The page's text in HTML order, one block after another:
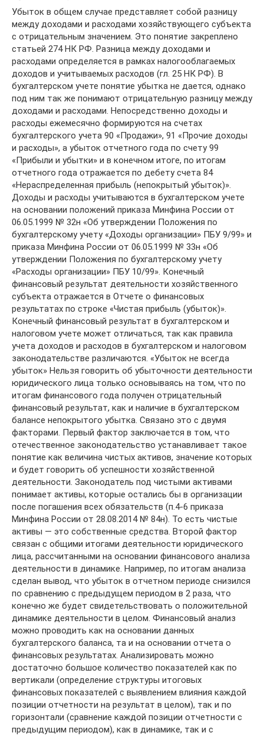
Убыток в общем случае представляет собой разницу
между доходами и расходами хозяйствующего субъекта
с отрицательным значением. Это понятие закреплено
статьей 274 НК РФ. Разница между доходами и
расходами определяется в рамках налогооблагаемых
доходов и учитываемых расходов (гл. 25 НК РФ). В
бухгалтерском учете понятие убытка не дается, однако
под ним так же понимают отрицательную разницу между
доходами и расходами. Непосредственно доходы и
расходы ежемесячно формируются на счетах
бухгалтерского учета 90 «Продажи», 91 «Прочие доходы
и расходы», а убыток отчетного года по счету 99
«Прибыли и убытки» и в конечном итоге, по итогам
отчетного года отражается по дебету счета 84
«Нераспределенная прибыль (непокрытый убыток)».
Доходы и расходы учитываются в бухгалтерском учете
на основании положений приказа Минфина России от
06.05.1999 № 32н «Об утверждении Положения по
бухгалтерскому учету «Доходы организации» ПБУ 9/99» и
приказа Минфина России от 06.05.1999 № 33н «Об
утверждении Положения по бухгалтерскому учету
«Расходы организации» ПБУ 10/99». Конечный
финансовый результат деятельности хозяйственного
субъекта отражается в Отчете о финансовых
результатах по строке «Чистая прибыль (убыток)».
Конечный финансовый результат в бухгалтерском и
налоговом учете может отличаться, так как правила
учета доходов и расходов в бухгалтерском и налоговом
законодательстве различаются. «Убыток не всегда
убыток» Нельзя говорить об убыточности деятельности
юридического лица только основываясь на том, что по
итогам финансового года получен отрицательный
финансовый результат, как и наличие в бухгалтерском
балансе непокрытого убытка. Связано это с двумя
факторами. Первый фактор заключается в том, что
отечественное законодательство устанавливает такое
понятие как величина чистых активов, значение которых
и будет говорить об успешности хозяйственной
деятельности. Законодатель под чистыми активами
понимает активы, которые остались бы в организации
после погашения всех обязательств (п.4-6 приказа
Минфина России от 28.08.2014 № 84н). То есть чистые
активы — это собственные средства. Второй фактор
связан с общими итогами деятельности юридического
лица, рассчитанными на основании финансового анализа
деятельности в динамике. Например, по итогам анализа
сделан вывод, что убыток в отчетном периоде снизился
по сравнению с предыдущем периодом в 2 раза, что
конечно же будет свидетельствовать о положительной
динамике деятельности в целом. Финансовый анализ
можно проводить как на основании данных
бухгалтерского баланса, та и на основании отчета о
финансовых результатах. Анализировать можно
достаточно большое количество показателей как по
вертикали (определение структуры итоговых
финансовых показателей с выявлением влияния каждой
позиции отчетности на результат в целом), так и по
горизонтали (сравнение каждой позиции отчетности с
предыдущим периодом), как в динамике, так и с